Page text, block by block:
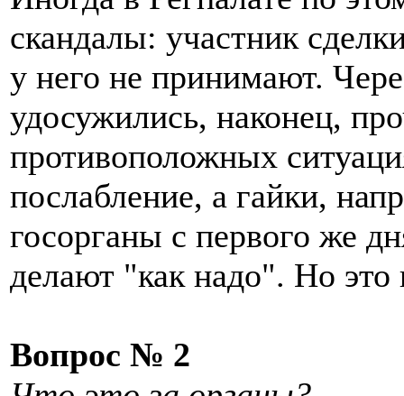
скандалы: участник
у него не принимают.
удосужились, наконец,
противоположных
послабление, а гайки,
госорганы с первого же
делают "как надо". Но
Вопрос № 2